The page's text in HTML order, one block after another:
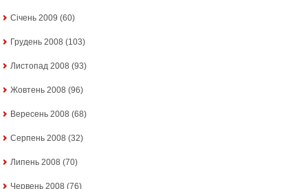
Січень 2009 (60)
Грудень 2008 (103)
Листопад 2008 (93)
Жовтень 2008 (96)
Вересень 2008 (68)
Серпень 2008 (32)
Липень 2008 (70)
Червень 2008 (76)